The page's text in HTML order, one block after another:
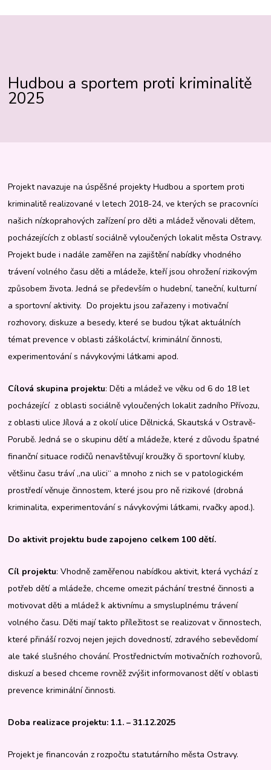
Hudbou a sportem proti kriminalitě
2025
Projekt navazuje na úspěšné projekty Hudbou a sportem proti
kriminalitě realizované v letech 2018-24, ve kterých se pracovníci
našich nízkoprahových zařízení pro děti a mládež věnovali dětem,
pocházejících z oblastí sociálně vyloučených lokalit města Ostravy.
Projekt bude i nadále zaměřen na zajištění nabídky vhodného
trávení volného času děti a mládeže, kteří jsou ohrožení rizikovým
způsobem života. Jedná se především o hudební, taneční, kulturní
a sportovní aktivity. Do projektu jsou zařazeny i motivační
rozhovory, diskuze a besedy, které se budou týkat aktuálních
témat prevence v oblasti záškoláctví, kriminální činnosti,
experimentování s návykovými látkami apod.
Cílová skupina projektu: Děti a mládež ve věku od 6 do 18 let
pocházející z oblasti sociálně vyloučených lokalit zadního Přívozu,
z oblasti ulice Jílová a z okolí ulice Dělnická, Skautská v Ostravě-
Porubě. Jedná se o skupinu dětí a mládeže, které z důvodu špatné
finanční situace rodičů nenavštěvují kroužky či sportovní kluby,
většinu času tráví „na ulici“ a mnoho z nich se v patologickém
prostředí věnuje činnostem, které jsou pro ně rizikové (drobná
kriminalita, experimentování s návykovými látkami, rvačky apod.).
Do aktivit projektu bude zapojeno celkem 100 dětí.
Cíl projektu: Vhodně zaměřenou nabídkou aktivit, která vychází z
potřeb dětí a mládeže, chceme omezit páchání trestné činnosti a
motivovat děti a mládež k aktivnímu a smysluplnému trávení
volného času. Děti mají takto příležitost se realizovat v činnostech,
které přináší rozvoj nejen jejich dovedností, zdravého sebevědomí
ale také slušného chování. Prostřednictvím motivačních rozhovorů,
diskuzí a besed chceme rovněž zvýšit informovanost dětí v oblasti
prevence kriminální činnosti.
Doba realizace projektu: 1.1. – 31.12.2025
Projekt je financován z rozpočtu statutárního města Ostravy.